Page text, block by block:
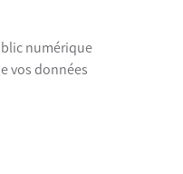
numérique
vos données